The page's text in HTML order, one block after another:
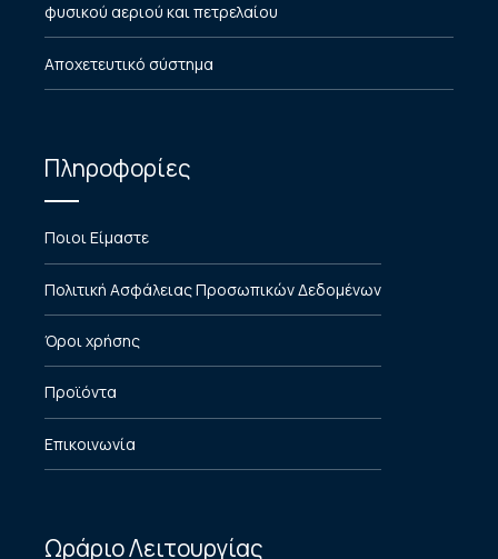
φυσικού αεριού και πετρελαίου
Αποχετευτικό σύστημα
Πληροφορίες
Ποιοι Είμαστε
Πολιτική Ασφάλειας Προσωπικών Δεδομένων
Όροι χρήσης
Προϊόντα
Επικοινωνία
Ωράριο Λειτουργίας